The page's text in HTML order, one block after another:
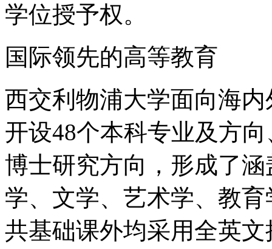
学位授予权。
国际领先的高等教育
西交利物浦大学面向海
开设48个本科专业及方
博士研究方向，形成了
学、文学、艺术学、教
共基础课外均采用全英